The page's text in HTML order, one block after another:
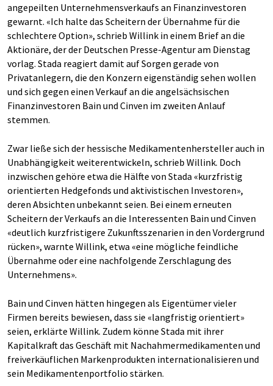
angepeilten Unternehmensverkaufs an Finanzinvestoren
gewarnt. «Ich halte das Scheitern der Übernahme für die
schlechtere Option», schrieb Willink in einem Brief an die
Aktionäre, der der Deutschen Presse-Agentur am Dienstag
vorlag. Stada reagiert damit auf Sorgen gerade von
Privatanlegern, die den Konzern eigenständig sehen wollen
und sich gegen einen Verkauf an die angelsächsischen
Finanzinvestoren Bain und Cinven im zweiten Anlauf
stemmen.
Zwar ließe sich der hessische Medikamentenhersteller auch in
Unabhängigkeit weiterentwickeln, schrieb Willink. Doch
inzwischen gehöre etwa die Hälfte von Stada «kurzfristig
orientierten Hedgefonds und aktivistischen Investoren»,
deren Absichten unbekannt seien. Bei einem erneuten
Scheitern der Verkaufs an die Interessenten Bain und Cinven
«deutlich kurzfristigere Zukunftsszenarien in den Vordergrund
rücken», warnte Willink, etwa «eine mögliche feindliche
Übernahme oder eine nachfolgende Zerschlagung des
Unternehmens».
Bain und Cinven hätten hingegen als Eigentümer vieler
Firmen bereits bewiesen, dass sie «langfristig orientiert»
seien, erklärte Willink. Zudem könne Stada mit ihrer
Kapitalkraft das Geschäft mit Nachahmermedikamenten und
freiverkäuflichen Markenprodukten internationalisieren und
sein Medikamentenportfolio stärken.